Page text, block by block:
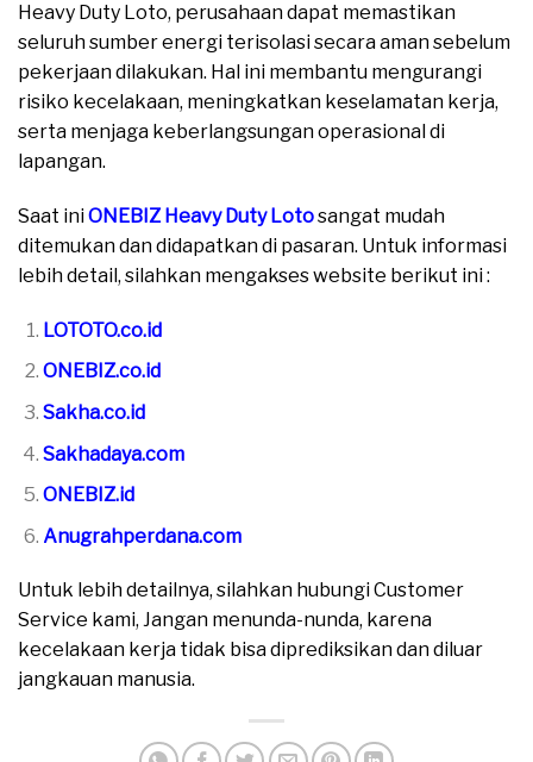
Heavy Duty Loto, perusahaan dapat memastikan
seluruh sumber energi terisolasi secara aman sebelum
pekerjaan dilakukan. Hal ini membantu mengurangi
risiko kecelakaan, meningkatkan keselamatan kerja,
serta menjaga keberlangsungan operasional di
lapangan.
Saat iniONEBIZ Heavy Duty Lotosangat mudah
ditemukan dan didapatkan di pasaran. Untuk informasi
lebih detail, silahkan mengakses website berikut ini :
LOTOTO.co.id
ONEBIZ.co.id
Sakha.co.id
Sakhadaya.com
ONEBIZ.id
Anugrahperdana.com
Untuk lebih detailnya, silahkan hubungi Customer
Service kami, Jangan menunda-nunda, karena
kecelakaan kerja tidak bisa diprediksikan dan diluar
jangkauan manusia.